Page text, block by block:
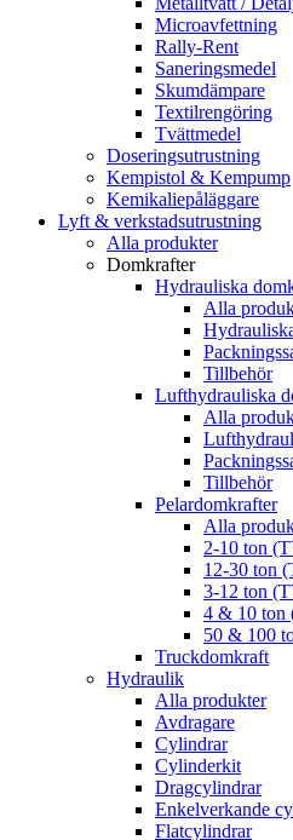
Microavfettning
Rally-Rent
Saneringsmedel
Skumdämpare
Textilrengöring
Tvättmedel
Doseringsutrustning
Kempistol & Kempump
Kemikaliepåläggare
Lyft & verkstadsutrustning
Alla produkter
Domkrafter
Hydrauliska
Alla
Tillbehör
Lufthydrauliska
Alla
Tillbehör
Pelardomkrafter
Alla
2-10 ton
12-30 ton
3-12 ton
4 & 10 ton
50 & 100
Truckdomkraft
Hydraulik
Alla produkter
Avdragare
Cylindrar
Cylinderkit
Dragcylindrar
Enkelverkande
Flatcylindrar